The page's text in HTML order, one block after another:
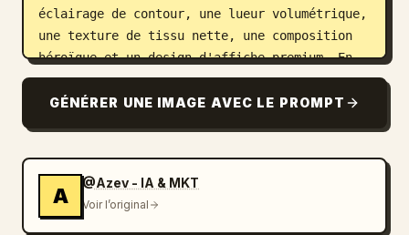
éclairage de contour, une lueur volumétrique,
une texture de tissu nette, une composition
héroïque et un design d'affiche premium. En
bas, ajoutez un grand titre en lettres serif
dorées métallisées indiquant NEYMAR JR
,
Coupe du Monde.
GÉNÉRER UNE IMAGE AVEC LE PROMPT
A
@Azev - IA & MKT
Voir l’original